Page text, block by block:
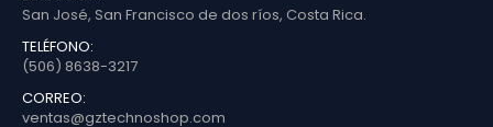
San José, San Francisco de dos ríos, Costa Rica.
TELÉFONO:
(506) 8638-3217
CORREO:
ventas@gztechnoshop.com